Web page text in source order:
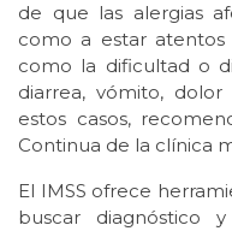
de que las alergias
como a estar atentos
como la dificultad o
diarrea, vómito,
estos casos,
Continua de la clínica
El IMSS ofrece
buscar diagnóstico y